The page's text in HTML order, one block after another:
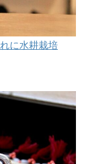
に水耕栽培